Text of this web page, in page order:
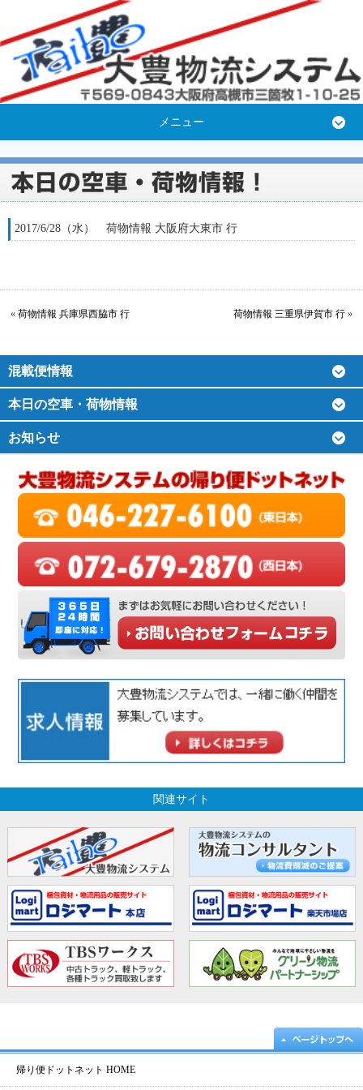
メニュー
2017/6/28（水） 荷物情報 大阪府大東市 行
« 荷物情報 兵庫県西脇市 行 荷物情報 三重県伊賀市 行 »
混載便情報
本日の空車・荷物情報
お知らせ
関連サイト
帰り便ドットネット HOME